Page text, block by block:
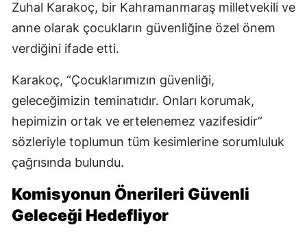
Zuhal Karakoç, bir Kahramanmaraş milletvekili ve
anne olarak çocukların güvenliğine özel önem
verdiğini ifade etti.
Karakoç, “Çocuklarımızın güvenliği,
geleceğimizin teminatıdır. Onları korumak,
hepimizin ortak ve ertelenemez vazifesidir”
sözleriyle toplumun tüm kesimlerine sorumluluk
çağrısında bulundu.
Komisyonun Önerileri Güvenli
Geleceği Hedefliyor